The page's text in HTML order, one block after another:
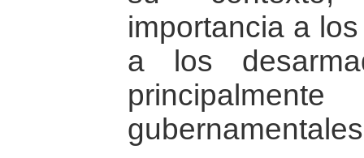
importancia a
a los